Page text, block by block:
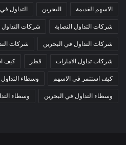
الاسهم القديمة البحرين التداول
شركات التداول النصابة شركات التداول
شركات التداول في البحرين شركات
شركات تداول الامارات قطر كيف
كيف استثمر في الاسهم وسطاء التداول
وسطاء التداول في البحرين وسطاء